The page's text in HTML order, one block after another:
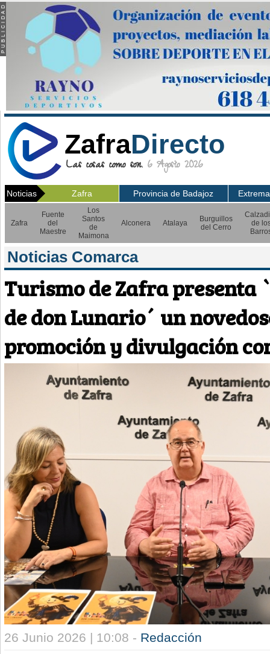
ZafraDirecto
Las cosas como son.6 Agosto 2026
Noticias Zafra Provincia de Badajoz
Zafra
Fuente
del
Maestre
Los
Santos
de
Maimona
Alconera Atalaya
Burguillos
del Cerro
de
Noticias Comarca
Turismo de Zafra presenta
de don Lunario´ un
promoción y divulgación
26 Junio 2026 | 10:08 - Redacción